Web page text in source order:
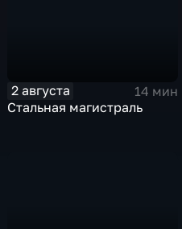
2 августа
14 мин
Стальная магистраль